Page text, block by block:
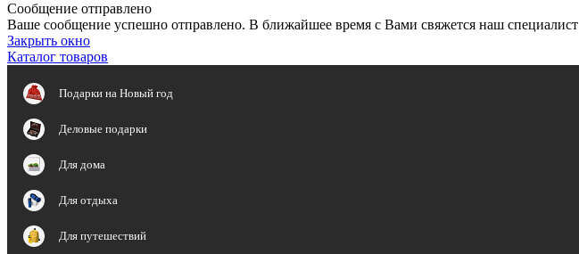
Сообщение отправлено
Ваше сообщение успешно отправлено. В ближайшее время с Вами свяжется наш специалист
Закрыть окно
Каталог товаров
Подарки на Новый год
Деловые подарки
Для дома
Для отдыха
Для путешествий